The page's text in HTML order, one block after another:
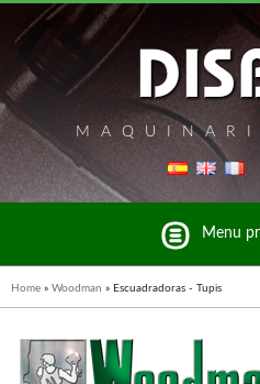
Menu
Home » Woodman » Escuadradoras - Tupis